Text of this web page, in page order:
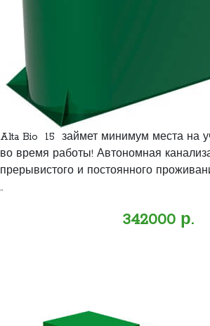
Alta Bio 15 займет минимум места на
во время работы! Автономная
прерывистого и постоянного
..
342000 р.